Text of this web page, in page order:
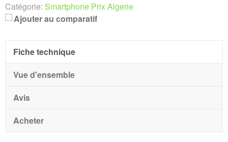
Catégorie: Smartphone Prix Algerie
Ajouter au comparatif
Fiche technique
Vue d'ensemble
Avis
Acheter